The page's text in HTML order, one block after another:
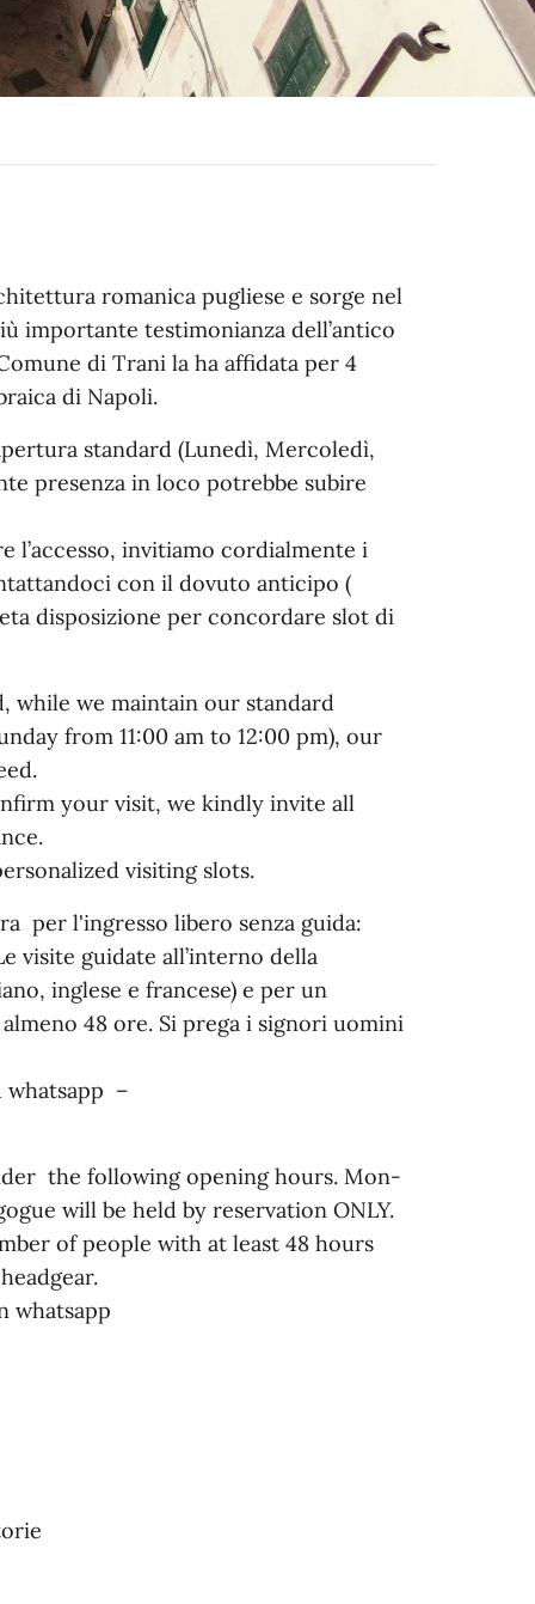
romanica pugliese e sorge nel
importante testimonianza dell’antico
di Trani la ha affidata per 4
di Napoli.
standard (Lunedì, Mercoledì,
presenza in loco potrebbe subire
l’accesso, invitiamo cordialmente i
con il dovuto anticipo (
disposizione per concordare slot di
while we maintain our standard
from 11:00 am to 12:00 pm), our
your visit, we kindly invite all
visiting slots.
per l'ingresso libero senza guida:
visite guidate all’interno della
inglese e francese) e per un
48 ore. Si prega i signori uomini
whatsapp –
the following opening hours. Mon-
will be held by reservation ONLY.
of people with at least 48 hours
whatsapp